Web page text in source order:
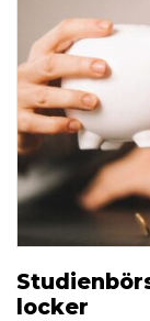
locker